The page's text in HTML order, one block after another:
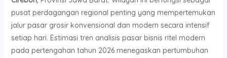
pusat perdagangan regional penting yang mempertemukan
jalur pasar grosir konvensional dan modern secara intensif
setiap hari. Estimasi tren analisis pasar bisnis ritel modern
pada pertengahan tahun 2026 menegaskan pertumbuhan